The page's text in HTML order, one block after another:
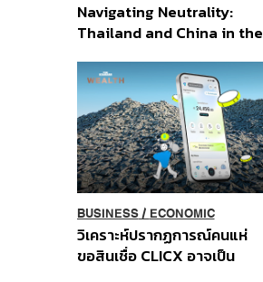
Navigating Neutrality:
Thailand and China in the
Order
BUSINESS/ ECONOMIC
วิเคราะห์ปรากฏการณ์คนแห่
ขอสินเชื่อ CLICX อาจเป็น